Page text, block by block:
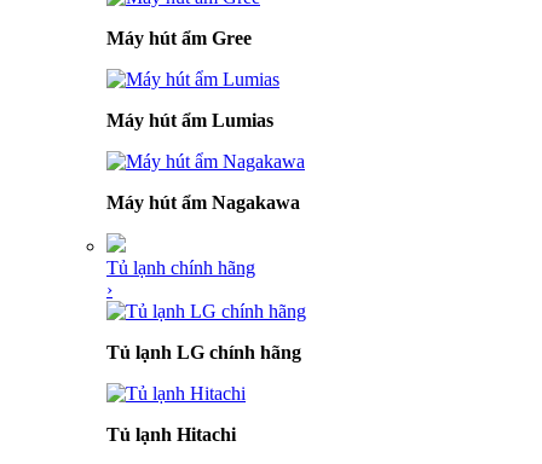
Máy hút ẩm Gree
Máy hút ẩm Lumias
Máy hút ẩm Nagakawa
Tủ lạnh chính hãng
›
Tủ lạnh LG chính hãng
Tủ lạnh Hitachi